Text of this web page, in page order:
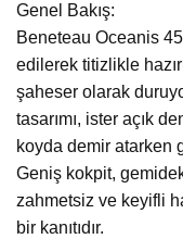
Genel Bakış:
Beneteau Oceanis
edilerek titizlikle
şaheser olarak
tasarımı, ister açık
koyda demir atarken
Geniş kokpit,
zahmetsiz ve keyifli
bir kanıtıdır.